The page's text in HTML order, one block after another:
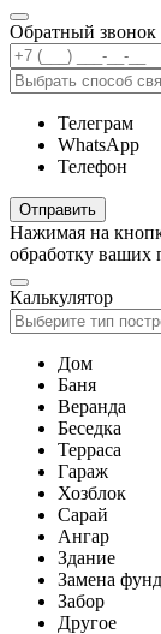
Обратный звонок
Телеграм
WhatsApp
Телефон
Отправить
Нажимая на
обработку ваших
Калькулятор
Дом
Баня
Веранда
Беседка
Терраса
Гараж
Хозблок
Сарай
Ангар
Здание
Замена
Забор
Другое